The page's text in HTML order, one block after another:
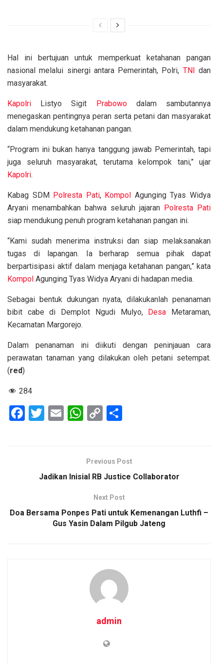
Hal ini bertujuan untuk memperkuat ketahanan pangan
nasional melalui sinergi antara Pemerintah, Polri, TNI dan
masyarakat.
Kapolri Listyo Sigit Prabowodalam sambutannya
menegaskan pentingnya peran serta petani dan masyarakat
dalam mendukung ketahanan pangan.
“Program ini bukan hanya tanggung jawab Pemerintah, tapi
juga seluruh masyarakat, terutama kelompok tani,” ujar
Kapolri.
Kabag SDM Polresta Pati, Kompol Agunging Tyas Widya
Aryani menambahkan bahwa seluruh jajaran Polresta Pati
siap mendukung penuh program ketahanan pangan ini.
“Kami sudah menerima instruksi dan siap melaksanakan
tugas di lapangan. Ia berharap semua pihak dapat
berpartisipasi aktif dalam menjaga ketahanan pangan,” kata
Kompol Agunging Tyas Widya Aryani di hadapan media.
Sebagai bentuk dukungan nyata, dilakukanlah penanaman
bibit cabe di Demplot Ngudi Mulyo, Desa Metaraman,
Kecamatan Margorejo.
Dalam penanaman ini diikuti dengan peninjauan cara
perawatan tanaman yang dilakukan oleh petani setempat.
(red)
284
F
k
T
E
W
s
A
p
C
Li
n
k
e
Previous Post
Jadikan Inisial RB Justice Collaborator
Next Post
Doa Bersama Ponpes Pati untuk Kemenangan Luthfi –
Gus Yasin Dalam Pilgub Jateng
admin